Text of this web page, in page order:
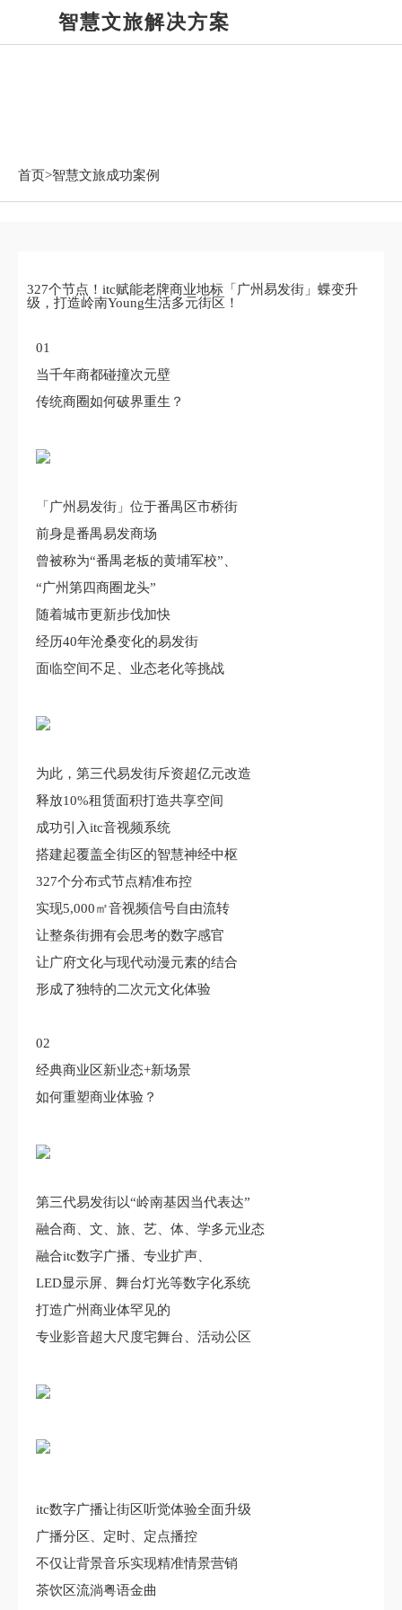
智慧文旅解决方案
首页>智慧文旅成功案例
327个节点！itc赋能老牌商业地标「广州易发街」蝶变升
级，打造岭南Young生活多元街区！
01
当千年商都碰撞次元壁
传统商圈如何破界重生？
「广州易发街」位于番禺区市桥街
前身是番禺易发商场
曾被称为“番禺老板的黄埔军校”、
“广州第四商圈龙头”
随着城市更新步伐加快
经历40年沧桑变化的易发街
面临空间不足、业态老化等挑战
为此，第三代易发街斥资超亿元改造
释放10%租赁面积打造共享空间
成功引入itc音视频系统
搭建起覆盖全街区的智慧神经中枢
327个分布式节点精准布控
实现5,000㎡音视频信号自由流转
让整条街拥有会思考的数字感官
让广府文化与现代动漫元素的结合
形成了独特的二次元文化体验
02
经典商业区新业态+新场景
如何重塑商业体验？
第三代易发街以“岭南基因当代表达”
融合商、文、旅、艺、体、学多元业态
融合itc数字广播、专业扩声、
LED显示屏、舞台灯光等数字化系统
打造广州商业体罕见的
专业影音超大尺度宅舞台、活动公区
itc数字广播让街区听觉体验全面升级
广播分区、定时、定点播控
不仅让背景音乐实现精准情景营销
茶饮区流淌粤语金曲